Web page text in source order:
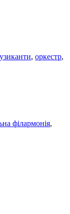
, оркестр,
філармонія,